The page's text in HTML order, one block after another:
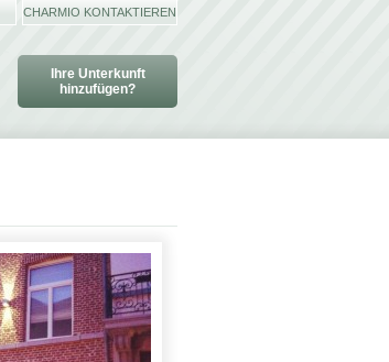
Ihre Unterkunft
hinzufügen?
CHARMIO KONTAKTIEREN